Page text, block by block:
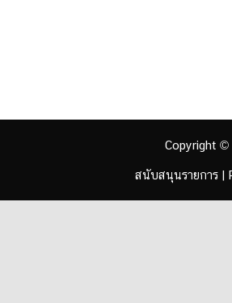
Copyright ©
สนับสนุนรายการ |